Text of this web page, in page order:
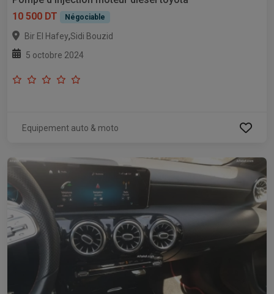
10 500 DT
Négociable
Bir El Hafey,Sidi Bouzid
5 octobre 2024
Equipement auto & moto